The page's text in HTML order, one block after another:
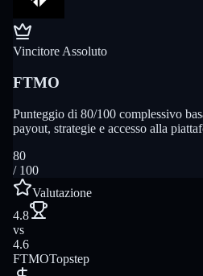
Vincitore Assoluto
FTMO
Punteggio di 80/100 complessivo
payout, strategie e accesso alla
80
/ 100
Valutazione
4.8
vs
4.6
FTMOTopstep